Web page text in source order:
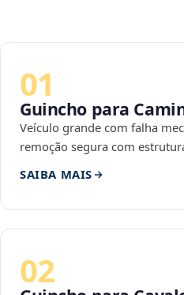
01
Guincho para
Veículo grande com falha
remoção segura com
SAIBA MAIS
02